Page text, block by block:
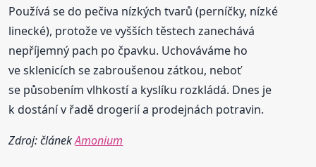
Používá se do pečiva nízkých tvarů (perníčky, nízké
linecké), protože ve vyšších těstech zanechává
nepříjemný pach po čpavku. Uchováváme ho
ve sklenicích se zabroušenou zátkou, neboť
se působením vlhkostí a kyslíku rozkládá. Dnes je
k dostání v řadě drogerií a prodejnách potravin.
Zdroj: článekAmonium